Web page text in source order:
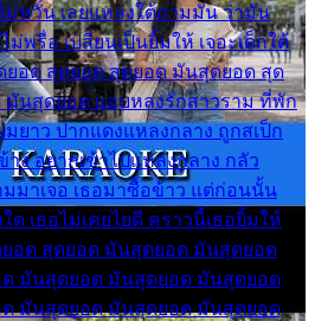
ม่หวั่น เลยแหลงใต้ถามมัน ว่ามัน
พรื่อ เปลี่ยนเป็นยิ้มให้ เจอะเด็กใต้
ยอด สุดยอด สุดยอด มันสุดยอด สุด
มันสุดยอด แอบหลงรักสาวราม ที่พัก
มยาว ปากแดงแหลงกลาง ถูกสเป็ก
าง อยากเข้าไปแหลงกลาง กลัว
มาเจอ เธอมาซื้อข้าว แต่ก่อนนั้น
ด เธอไม่เคยไยดี คราวนี้เธอยิ้มให้
ยอด สุดยอด มันสุดยอด มันสุดยอด
มันสุดยอด มันสุดยอด มันสุดยอด
มันสุดยอด มันสุดยอด มันสุดยอด